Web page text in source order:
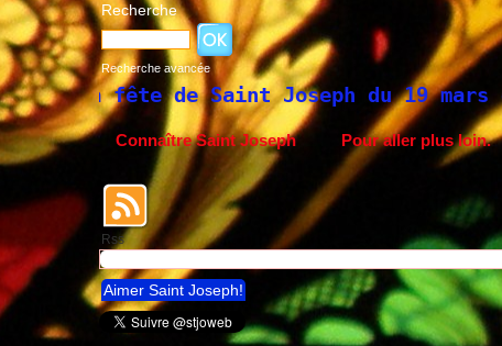
Recherche
Recherche avancée
Saint Joseph du 19 mars et du 1er mai
Connaître Saint Joseph Pour aller plus loin.
Rss
Aimer Saint Joseph!